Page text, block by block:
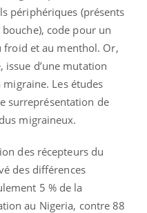
périphériques (présents
code pour un
froid et au menthol. Or,
issue d’une mutation
migraine. Les études
surreprésentation de
migraineux.
des récepteurs du
des différences
5 % de la
au Nigeria, contre 88